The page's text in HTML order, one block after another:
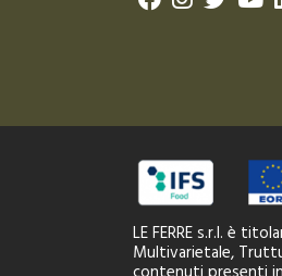
LE FERRE s.r.l. è
Multivarietale,